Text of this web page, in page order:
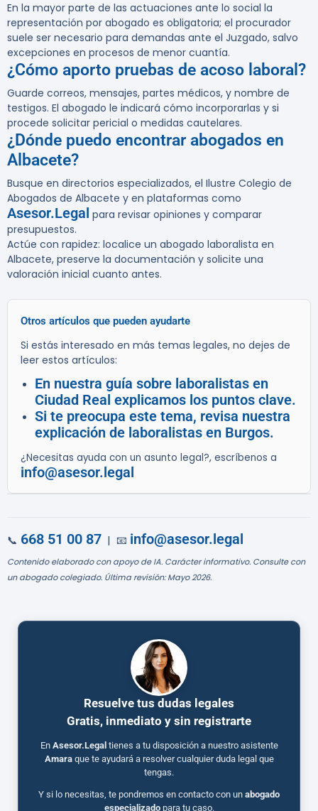
En la mayor parte de las actuaciones ante lo social la
representación por abogado es obligatoria; el procurador
suele ser necesario para demandas ante el Juzgado, salvo
excepciones en procesos de menor cuantía.
¿Cómo aporto pruebas de acoso laboral?
Guarde correos, mensajes, partes médicos, y nombre de
testigos. El abogado le indicará cómo incorporarlas y si
procede solicitar pericial o medidas cautelares.
¿Dónde puedo encontrar abogados en
Albacete?
Busque en directorios especializados, el Ilustre Colegio de
Abogados de Albacete y en plataformas como
Asesor.Legal para revisar opiniones y comparar
presupuestos.
Actúe con rapidez: localice un abogado laboralista en
Albacete, preserve la documentación y solicite una
valoración inicial cuanto antes.
Otros artículos que pueden ayudarte
Si estás interesado en más temas legales, no dejes de
leer estos artículos:
En nuestra guía sobre laboralistas en
Ciudad Real explicamos los puntos clave.
Si te preocupa este tema, revisa nuestra
explicación de laboralistas en Burgos.
¿Necesitas ayuda con un asunto legal?, escríbenos a
info@asesor.legal
📞 668 51 00 87 | 📧 info@asesor.legal
Contenido elaborado con apoyo de IA. Carácter informativo. Consulte con
un abogado colegiado. Última revisión: Mayo 2026.
Resuelve tus dudas legales
Gratis, inmediato y sin registrarte
En Asesor.Legal tienes a tu disposición a nuestro asistente
Amaraque te ayudará a resolver cualquier duda legal que
tengas.
Y si lo necesitas, te pondremos en contacto con un abogado
especializadopara tu caso.